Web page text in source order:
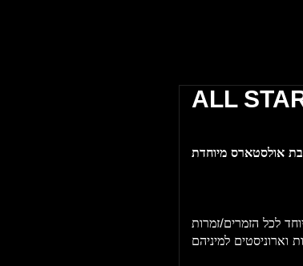
ALL
לכל הזמרים/זמרות
וארוניסטים למיניהם